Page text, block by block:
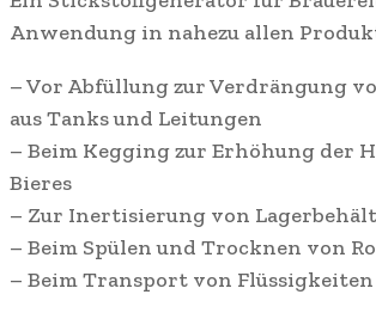
Anwendung in nahezu allen
– Vor Abfüllung zur Verdrängung
aus Tanks und Leitungen
– Beim Kegging zur Erhöhung der
Bieres
– Zur Inertisierung von
– Beim Spülen und Trocknen von
– Beim Transport von Flüssigkeiten